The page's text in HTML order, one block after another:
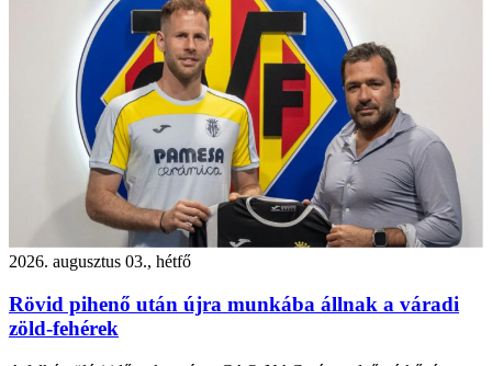
2026. augusztus 03., hétfő
Rövid pihenő után újra munkába állnak a váradi
zöld-fehérek